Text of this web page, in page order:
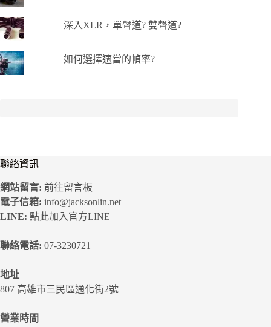
深入XLR，單聲道? 雙聲道?
如何選擇適當的幀率?
聯絡資訊
網站留言: 前往留言板
電子信箱: info@jacksonlin.net
LINE: 點此加入官方LINE
聯絡電話: 07-3230721
地址
807 高雄市三民區通化街2號
營業時間